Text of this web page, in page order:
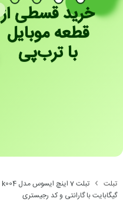
خرید قسطی از
قطعه موبایل
با ترب‌پی
تبلت
گیگابایت با گارانتی و کد رجیستری